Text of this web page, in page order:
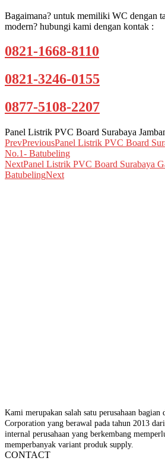
Bagaimana? untuk memiliki WC dengan
modern? hubungi kami dengan kontak :
0821-1668-8110
0821-3246-0155
0877-5108-2207
Panel Listrik PVC Board Surabaya
PrevPreviousPanel Listrik PVC Board
No.1- Batubeling
NextPanel Listrik PVC Board Surabaya
BatubelingNext
Kami merupakan salah satu perusahaan
Corporation yang berawal pada tahun 2013
internal perusahaan yang berkembang
memperbanyak variant produk supply.
CONTACT